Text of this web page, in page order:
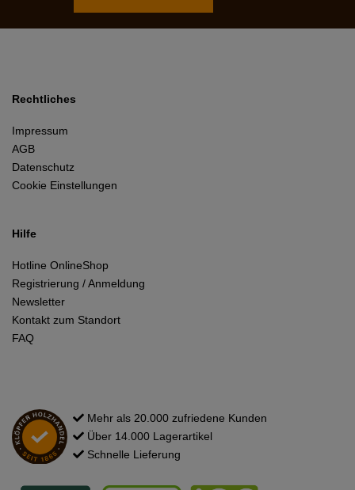
Rechtliches
Impressum
AGB
Datenschutz
Cookie Einstellungen
Hilfe
Hotline OnlineShop
Registrierung / Anmeldung
Newsletter
Kontakt zum Standort
FAQ
Mehr als 20.000 zufriedene Kunden
Über 14.000 Lagerartikel
Schnelle Lieferung